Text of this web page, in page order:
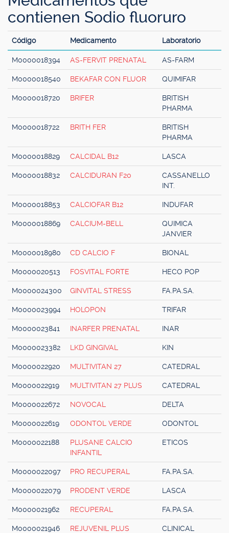
contienen Sodio fluoruro
Código Medicamento Laboratorio
M0000018394 AS-FERVIT PRENATAL AS-FARM
M0000018540 BEKAFAR CON FLUOR QUIMIFAR
M0000018720 BRIFER
BRITISH
PHARMA
M0000018722 BRITH FER
BRITISH
PHARMA
M0000018829 CALCIDAL B12 LASCA
M0000018832 CALCIDURAN F20
CASSANELLO
INT.
M0000018853 CALCIOFAR B12 INDUFAR
M0000018869 CALCIUM-BELL
QUIMICA
JANVIER
M0000018980 CD CALCIO F BIONAL
M0000020513 FOSVITAL FORTE HECO POP
M0000024300 GINVITAL STRESS FA.PA.SA.
M0000023994 HOLOPON TRIFAR
M0000023841 INARFER PRENATAL INAR
M0000023382 LKD GINGIVAL KIN
M0000022920 MULTIVITAN 27 CATEDRAL
M0000022919 MULTIVITAN 27 PLUS CATEDRAL
M0000022672 NOVOCAL DELTA
M0000022619 ODONTOL VERDE ODONTOL
M0000022188
PLUSANE CALCIO
INFANTIL
ETICOS
M0000022097 PRO RECUPERAL FA.PA.SA.
M0000022079 PRODENT VERDE LASCA
M0000021962 RECUPERAL FA.PA.SA.
M0000021946 REJUVENIL PLUS CLINICAL